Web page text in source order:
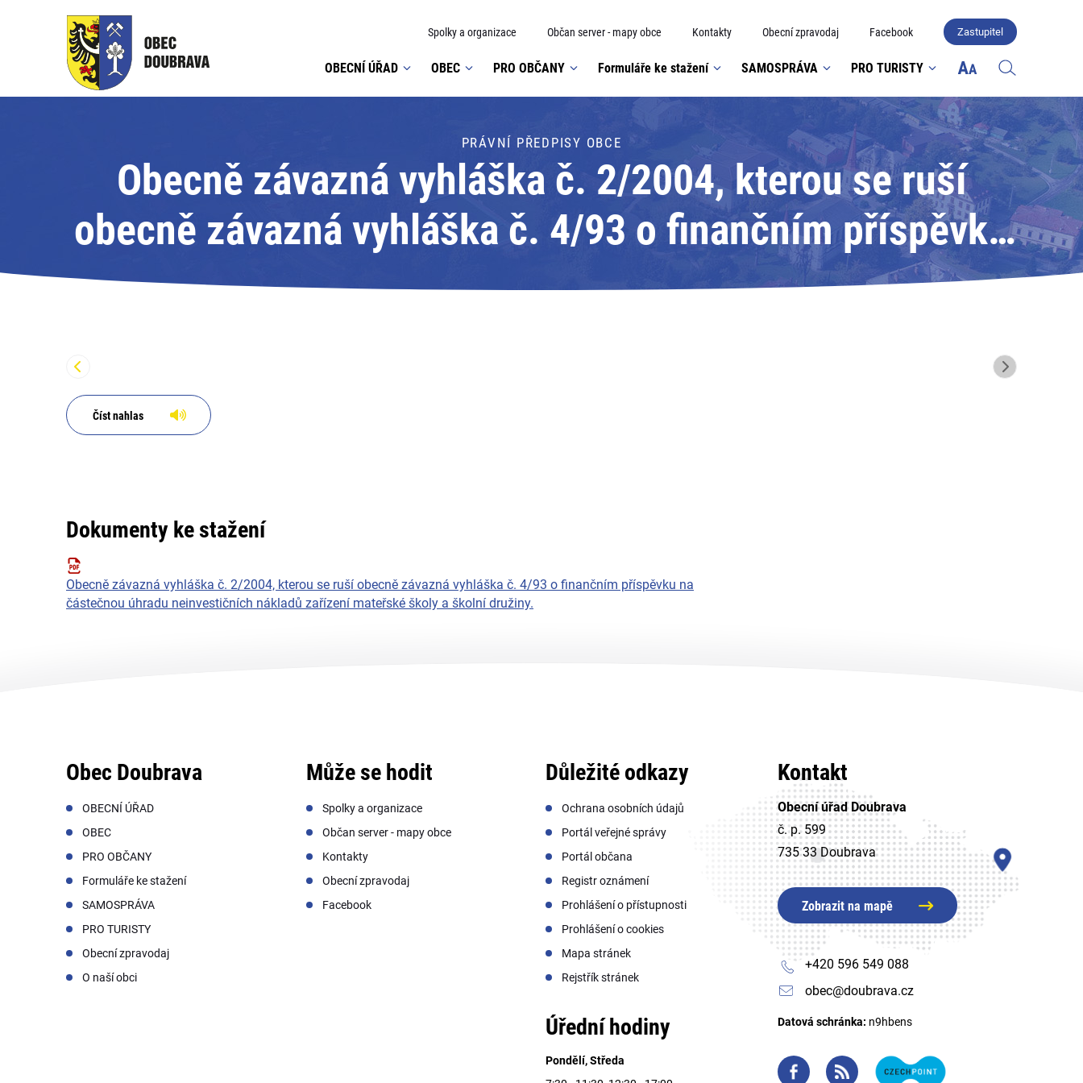
Spolky a organizace Občan server - mapy obce Kontakty Obecní zpravodaj Facebook Zastupitel
OBECNÍ ÚŘAD OBEC PRO OBČANY Formuláře ke stažení SAMOSPRÁVA PRO TURISTY
PRÁVNÍ PŘEDPISY OBCE
Obecně závazná vyhláška č. 2/2004, kterou se ruší
obecně závazná vyhláška č. 4/93 o finančním příspěvku
na částečnou úhradu neinvestičních nákladů zařízení
Číst nahlas
Dokumenty ke stažení
Obecně závazná vyhláška č. 2/2004, kterou se ruší obecně závazná vyhláška č. 4/93 o finančním příspěvku na
částečnou úhradu neinvestičních nákladů zařízení mateřské školy a školní družiny.
Obec Doubrava
OBECNÍ ÚŘAD
OBEC
PRO OBČANY
Formuláře ke stažení
SAMOSPRÁVA
PRO TURISTY
Obecní zpravodaj
O naší obci
Může se hodit
Spolky a organizace
Občan server - mapy obce
Kontakty
Obecní zpravodaj
Facebook
Důležité odkazy
Ochrana osobních údajů
Portál veřejné správy
Portál občana
Registr oznámení
Prohlášení o přístupnosti
Prohlášení o cookies
Mapa stránek
Rejstřík stránek
Úřední hodiny
Pondělí, Středa
Kontakt
Obecní úřad Doubrava
č. p. 599
735 33 Doubrava
Zobrazit na mapě
+420 596 549 088
obec@doubrava.cz
Datová schránka: n9hbens